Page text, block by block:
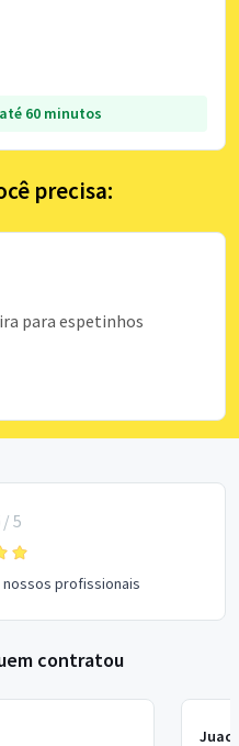
60 minutos
precisa:
para espetinhos
/ 5
profissionais
contratou
Juaci